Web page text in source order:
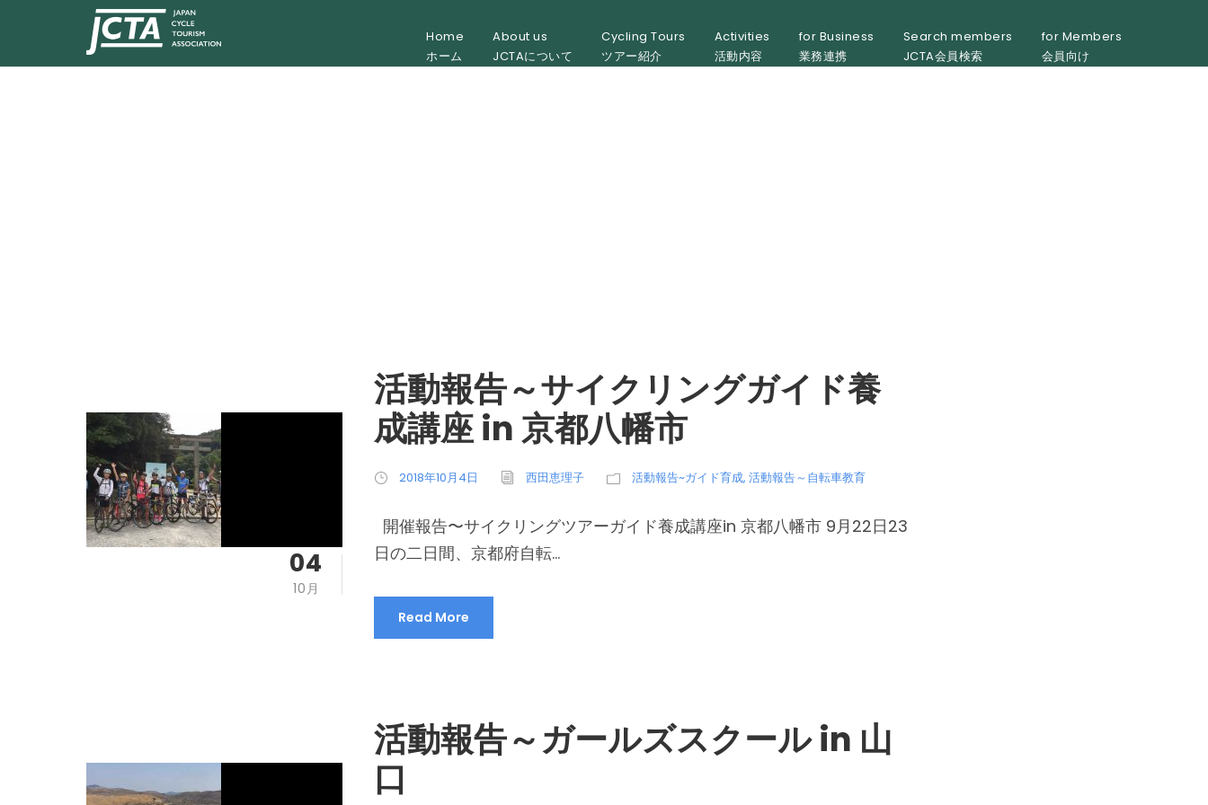
Home
ホーム
About us
JCTAについて
Cycling Tours
ツアー紹介
Activities
活動内容
for Business
業務連携
Search members
JCTA会員検索
for Members
会員向け
04
10月
活動報告～サイクリングガイド養
成講座 in 京都八幡市
2018年10月4日 西田恵理子 活動報告~ガイド育成, 活動報告～自転車教育
開催報告〜サイクリングツアーガイド養成講座in 京都八幡市 9月22日23
日の二日間、京都府自転...
Read More
活動報告～ガールズスクール in 山
口